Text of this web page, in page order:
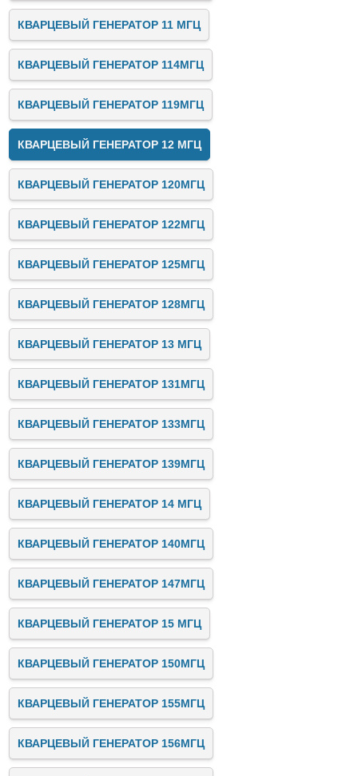
КВАРЦЕВЫЙ ГЕНЕРАТОР 11 МГЦ
КВАРЦЕВЫЙ ГЕНЕРАТОР 114МГЦ
КВАРЦЕВЫЙ ГЕНЕРАТОР 119МГЦ
КВАРЦЕВЫЙ ГЕНЕРАТОР 12 МГЦ
КВАРЦЕВЫЙ ГЕНЕРАТОР 120МГЦ
КВАРЦЕВЫЙ ГЕНЕРАТОР 122МГЦ
КВАРЦЕВЫЙ ГЕНЕРАТОР 125МГЦ
КВАРЦЕВЫЙ ГЕНЕРАТОР 128МГЦ
КВАРЦЕВЫЙ ГЕНЕРАТОР 13 МГЦ
КВАРЦЕВЫЙ ГЕНЕРАТОР 131МГЦ
КВАРЦЕВЫЙ ГЕНЕРАТОР 133МГЦ
КВАРЦЕВЫЙ ГЕНЕРАТОР 139МГЦ
КВАРЦЕВЫЙ ГЕНЕРАТОР 14 МГЦ
КВАРЦЕВЫЙ ГЕНЕРАТОР 140МГЦ
КВАРЦЕВЫЙ ГЕНЕРАТОР 147МГЦ
КВАРЦЕВЫЙ ГЕНЕРАТОР 15 МГЦ
КВАРЦЕВЫЙ ГЕНЕРАТОР 150МГЦ
КВАРЦЕВЫЙ ГЕНЕРАТОР 155МГЦ
КВАРЦЕВЫЙ ГЕНЕРАТОР 156МГЦ